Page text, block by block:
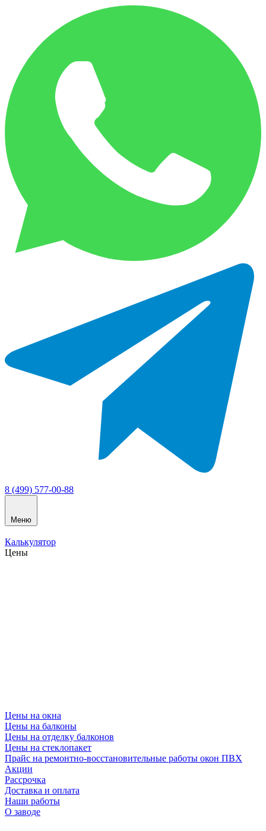
8 (499) 577-00-88
Меню
Калькулятор
Цены
Цены на окна
Цены на балконы
Цены на отделку балконов
Цены на стеклопакет
Прайс на ремонтно-восстановительные работы окон ПВХ
Акции
Рассрочка
Доставка и оплата
Наши работы
О заводе